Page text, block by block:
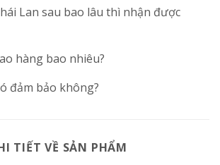
Lan sau bao lâu thì nhận được
hàng bao nhiêu?
đảm bảo không?
TIẾT VỀ SẢN PHẨM